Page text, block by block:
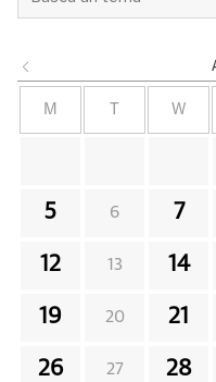
M W
5 6 7
12 13 14
19 20 21
26 27 28